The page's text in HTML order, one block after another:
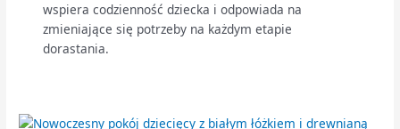
wspiera codzienność dziecka i odpowiada na
zmieniające się potrzeby na każdym etapie
dorastania.
Pokój